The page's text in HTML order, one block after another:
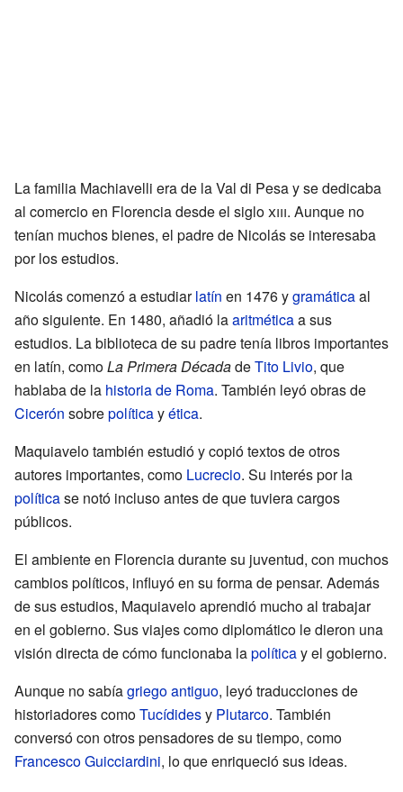
La familia Machiavelli era de la Val di Pesa y se dedicaba
al comercio en Florencia desde el sigloxiii. Aunque no
tenían muchos bienes, el padre de Nicolás se interesaba
por los estudios.
Nicolás comenzó a estudiarlatín en 1476 ygramáticaal
año siguiente. En 1480, añadió laaritméticaa sus
estudios. La biblioteca de su padre tenía libros importantes
en latín, comoLa Primera DécadadeTito Livio, que
hablaba de la historia de Roma. También leyó obras de
Cicerón sobrepolíticayética.
Maquiavelo también estudió y copió textos de otros
autores importantes, como Lucrecio. Su interés por la
políticase notó incluso antes de que tuviera cargos
públicos.
El ambiente en Florencia durante su juventud, con muchos
cambios políticos, influyó en su forma de pensar. Además
de sus estudios, Maquiavelo aprendió mucho al trabajar
en el gobierno. Sus viajes como diplomático le dieron una
visión directa de cómo funcionaba lapolíticay el gobierno.
Aunque no sabíagriego antiguo, leyó traducciones de
historiadores comoTucídidesy Plutarco. También
conversó con otros pensadores de su tiempo, como
Francesco Guicciardini, lo que enriqueció sus ideas.